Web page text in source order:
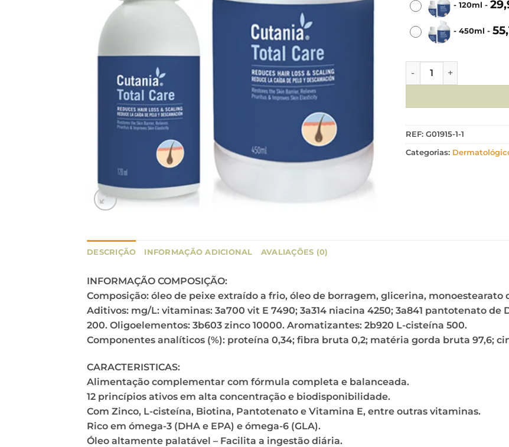
- 120ml -
- 450ml -
Quantidade de Cutania
REF: G01915-1-1
Categorias:
DESCRIÇÃO INFORMAÇÃO ADICIONAL AVALIAÇÕES (0)
INFORMAÇÃO COMPOSIÇÃO:
Composição: óleo de peixe extraído a frio, óleo de borragem, glicerina, monoestearato
Aditivos: mg/L: vitaminas: 3a700 vit E 7490; 3a314 niacina 4250; 3a841 pantotenato de
200. Oligoelementos: 3b603 zinco 10000. Aromatizantes: 2b920 L-cisteína ​​500.
Componentes analíticos (%): proteína 0,34; fibra bruta 0,2; matéria gorda bruta 97,6;
CARACTERISTICAS:
Alimentação complementar com fórmula completa e balanceada.
12 princípios ativos em alta concentração e biodisponibilidade.
Com Zinco, L-cisteína, Biotina, Pantotenato e Vitamina E, entre outras vitaminas.
Rico em ómega-3 (DHA e EPA) e ómega-6 (GLA).
Óleo altamente palatável – Facilita a ingestão diária.